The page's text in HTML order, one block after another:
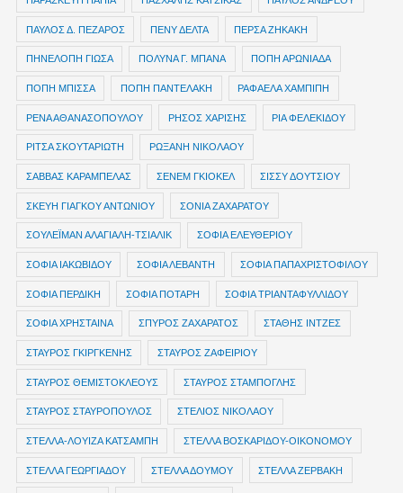
ΠΑΥΛΟΣ Δ. ΠΕΖΑΡΟΣ ΠΕΝΥ ΔΕΛΤΑ ΠΕΡΣΑ ΖΗΚΑΚΗ
ΠΗΝΕΛΟΠΗ ΓΙΩΣΑ ΠΟΛΥΝΑ Γ. ΜΠΑΝΑ ΠΟΠΗ ΑΡΩΝΙΑΔΑ
ΠΟΠΗ ΜΠΙΣΣΑ ΠΟΠΗ ΠΑΝΤΕΛΑΚΗ ΡΑΦΑΕΛΑ ΧΑΜΠΙΠΗ
ΡΕΝΑ ΑΘΑΝΑΣΟΠΟΥΛΟΥ ΡΗΣΟΣ ΧΑΡΙΣΗΣ ΡΙΑ ΦΕΛΕΚΙΔΟΥ
ΡΙΤΣΑ ΣΚΟΥΤΑΡΙΩΤΗ ΡΩΞΑΝΗ ΝΙΚΟΛΑΟΥ
ΣΑΒΒΑΣ ΚΑΡΑΜΠΕΛΑΣ ΣΕΝΕΜ ΓΚΙΟΚΕΛ ΣΙΣΣΥ ΔΟΥΤΣΙΟΥ
ΣΚΕΥΗ ΓΙΑΓΚΟΥ ΑΝΤΩΝΙΟΥ ΣΟΝΙΑ ΖΑΧΑΡΑΤΟΥ
ΣΟΥΛΕΪΜΑΝ ΑΛΑΓΙΑΛΗ-ΤΣΙΑΛΙΚ ΣΟΦΙΑ ΕΛΕΥΘΕΡΙΟΥ
ΣΟΦΙΑ ΙΑΚΩΒΙΔΟΥ ΣΟΦΙΑ ΛΕΒΑΝΤΗ ΣΟΦΙΑ ΠΑΠΑΧΡΙΣΤΟΦΙΛΟΥ
ΣΟΦΙΑ ΠΕΡΔΙΚΗ ΣΟΦΙΑ ΠΟΤΑΡΗ ΣΟΦΙΑ ΤΡΙΑΝΤΑΦΥΛΛΙΔΟΥ
ΣΟΦΙΑ ΧΡΗΣΤΑΙΝΑ ΣΠΥΡΟΣ ΖΑΧΑΡΑΤΟΣ ΣΤΑΘΗΣ ΙΝΤΖΕΣ
ΣΤΑΥΡΟΣ ΓΚΙΡΓΚΕΝΗΣ ΣΤΑΥΡΟΣ ΖΑΦΕΙΡΙΟΥ
ΣΤΑΥΡΟΣ ΘΕΜΙΣΤΟΚΛΕΟΥΣ ΣΤΑΥΡΟΣ ΣΤΑΜΠΟΓΛΗΣ
ΣΤΑΥΡΟΣ ΣΤΑΥΡΟΠΟΥΛΟΣ ΣΤΕΛΙΟΣ ΝΙΚΟΛΑΟΥ
ΣΤΕΛΛΑ-ΛΟΥΙΖΑ ΚΑΤΣΑΜΠΗ ΣΤΕΛΛΑ ΒΟΣΚΑΡΙΔΟΥ-ΟΙΚΟΝΟΜΟΥ
ΣΤΕΛΛΑ ΓΕΩΡΓΙΑΔΟΥ ΣΤΕΛΛΑ ΔΟΥΜΟΥ ΣΤΕΛΛΑ ΖΕΡΒΑΚΗ